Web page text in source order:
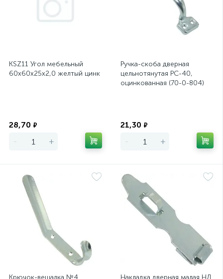
KSZ11 Угол мебельный
60х60х25х2,0 желтый цинк
28,70 ₽
- +
Ручка-скоба дверная
цельнотянутая РС-40,
оцинкованная (70-0-804)
21,30 ₽
- +
Крючок-вешалка №4
Накладка дверная малая НД